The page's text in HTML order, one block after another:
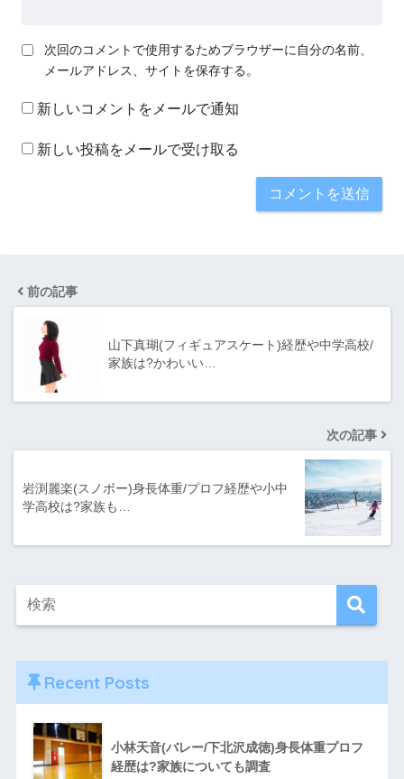
次回のコメントで使用するためブラウザーに自分の名前、
メールアドレス、サイトを保存する。
新しいコメントをメールで通知
新しい投稿をメールで受け取る
前の記事
山下真瑚(フィギュアスケート)経歴や中学高校/
家族は?かわいい…
次の記事
岩渕麗楽(スノボー)身長体重/プロフ経歴や小中
学高校は?家族も…
Recent Posts
小林天音(バレー/下北沢成徳)身長体重プロフ
経歴は?家族についても調査